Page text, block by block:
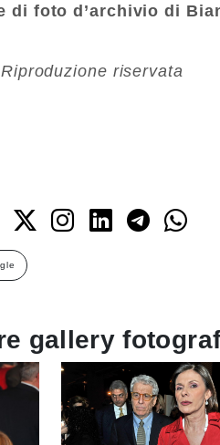
di foto d’archivio di
riservata
gallery